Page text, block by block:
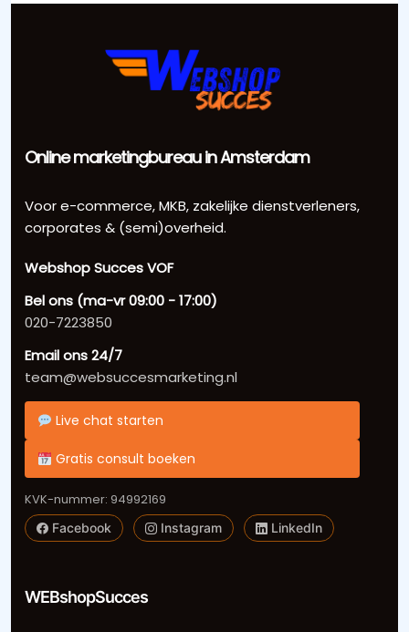
Online marketingbureau in Amsterdam
Voor e-commerce, MKB, zakelijke dienstverleners,
corporates & (semi)overheid.
Webshop Succes VOF
Bel ons (ma-vr 09:00 - 17:00)
020-7223850
Email ons 24/7
team@websuccesmarketing.nl
Live chat starten
Gratis consult boeken
KVK-nummer: 94992169
Facebook Instagram LinkedIn
WEBshopSucces